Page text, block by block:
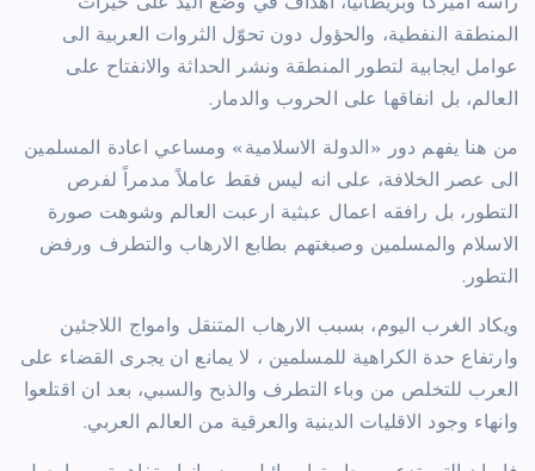
رأسه اميركا وبريطانيا، اهداف في وضع اليد على خيرات
المنطقة النفطية، والحؤول دون تحوّل الثروات العربية الى
عوامل ايجابية لتطور المنطقة ونشر الحداثة والانفتاح على
العالم، بل انفاقها على الحروب والدمار.
من هنا يفهم دور «الدولة الاسلامية» ومساعي اعادة المسلمين
الى عصر الخلافة، على انه ليس فقط عاملاً مدمراً لفرص
التطور، بل رافقه اعمال عبثية ارعبت العالم وشوهت صورة
الاسلام والمسلمين وصبغتهم بطابع الارهاب والتطرف ورفض
التطور.
ويكاد الغرب اليوم، بسبب الارهاب المتنقل وامواج اللاجئين
وارتفاع حدة الكراهية للمسلمين ، لا يمانع ان يجرى القضاء على
العرب للتخلص من وباء التطرف والذبح والسبي، بعد ان اقتلعوا
وانهاء وجود الاقليات الدينية والعرقية من العالم العربي.